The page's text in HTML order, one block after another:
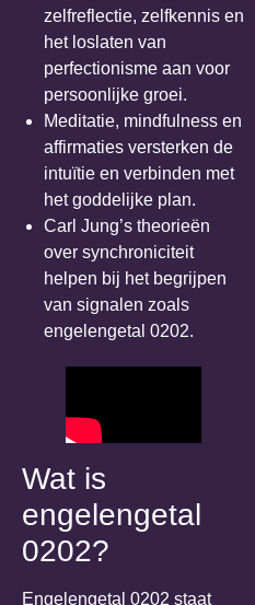
zelfreflectie, zelfkennis en
het loslaten van
perfectionisme aan voor
persoonlijke groei.
Meditatie, mindfulness en
affirmaties versterken de
intuïtie en verbinden met
het goddelijke plan.
Carl Jung’s theorieën
over synchroniciteit
helpen bij het begrijpen
van signalen zoals
engelengetal 0202.
Wat is
engelengetal
0202?
Engelengetal 0202 staat